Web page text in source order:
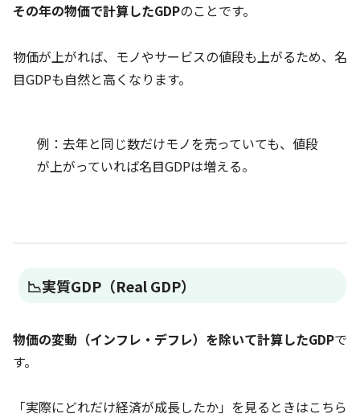
その年の物価で計算したGDPのことです。
物価が上がれば、モノやサービスの値段も上がるため、名
目GDPも自然と高くなります。
例：去年と同じ数だけモノを売っていても、値段
が上がっていれば名目GDPは増える。
📉実質GDP（Real GDP）
物価の変動（インフレ・デフレ）を除いて計算したGDPで
す。
「実際にどれだけ経済が成長したか」を見るときはこちら